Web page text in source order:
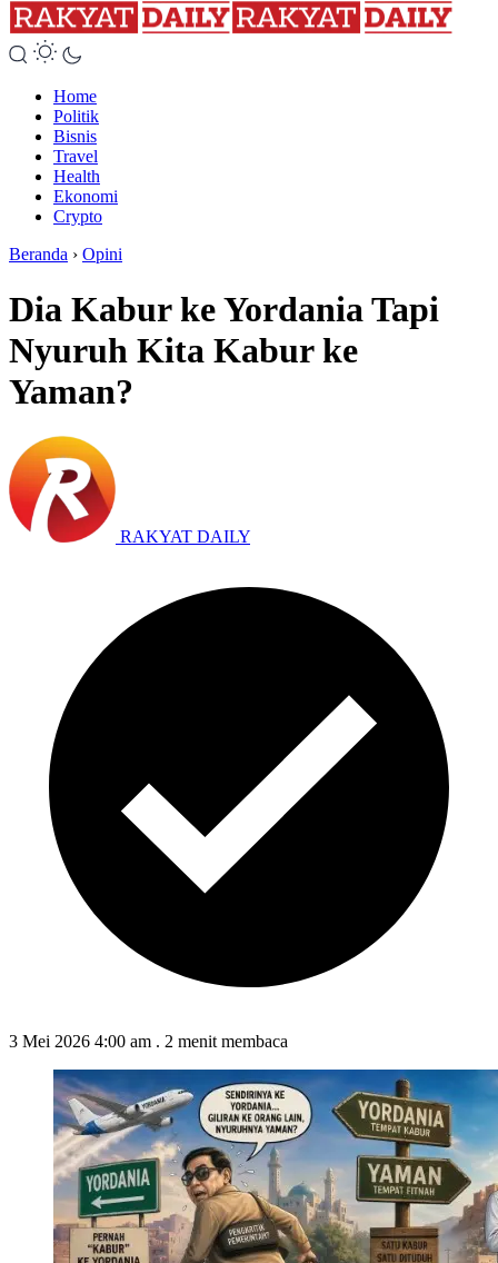
Home
Politik
Bisnis
Travel
Health
Ekonomi
Crypto
Beranda › Opini
Dia Kabur ke Yordania Tapi
Nyuruh Kita Kabur ke
Yaman?
RAKYAT DAILY
3 Mei 2026 4:00 am . 2 menit membaca